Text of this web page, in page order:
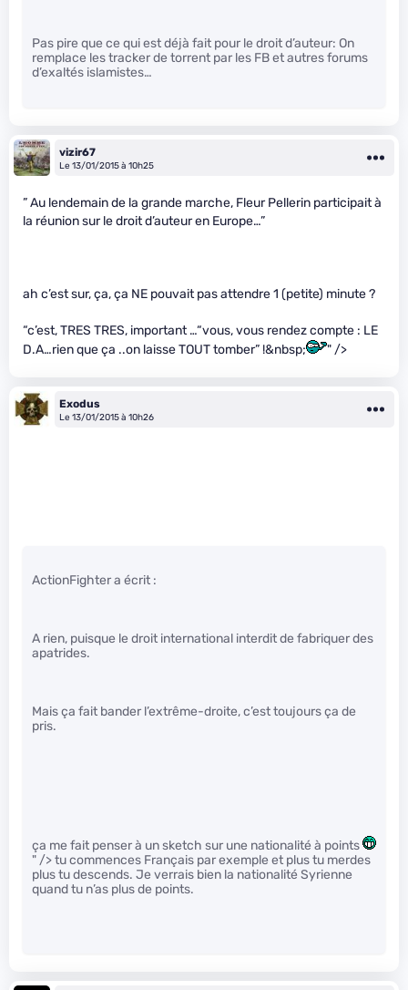
Pas pire que ce qui est déjà fait pour le droit d’auteur: On
remplace les tracker de torrent par les FB et autres forums
d’exaltés islamistes…
vizir67
Le 13/01/2015 à 10h25
” Au lendemain de la grande marche, Fleur Pellerin participait à
la réunion sur le droit d’auteur en Europe…”
ah c’est sur, ça, ça NE pouvait pas attendre 1 (petite) minute ?
“c’est, TRES TRES, important …“vous, vous rendez compte : LE
D.A…rien que ça ..on laisse TOUT tomber” !&nbsp;
" />
Exodus
Le 13/01/2015 à 10h26
ActionFighter a écrit :
A rien, puisque le droit international interdit de fabriquer des
apatrides.
Mais ça fait bander l’extrême-droite, c’est toujours ça de
pris.
ça me fait penser à un sketch sur une nationalité à points
" /> tu commences Français par exemple et plus tu merdes
plus tu descends. Je verrais bien la nationalité Syrienne
quand tu n’as plus de points.